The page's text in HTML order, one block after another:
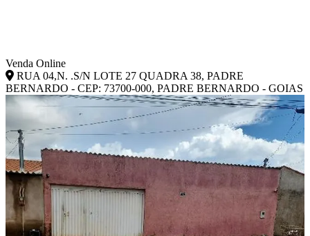
Venda Online
RUA 04,N. .S/N LOTE 27 QUADRA 38, PADRE
BERNARDO - CEP: 73700-000, PADRE BERNARDO - GOIAS